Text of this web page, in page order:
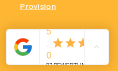
Provision
Markt & Wissen